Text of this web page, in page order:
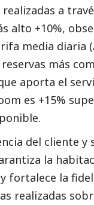
a
alto +10%,
media diaria
más
aporta el
es +15%
del cliente y
la
fortalece la
realizadas